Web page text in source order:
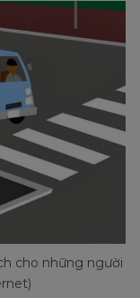
cho những người